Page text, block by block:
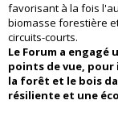
favorisant à la fois
biomasse forestière
circuits-courts.
Le Forum a
points de vue,
la forêt et le bois
résiliente et une